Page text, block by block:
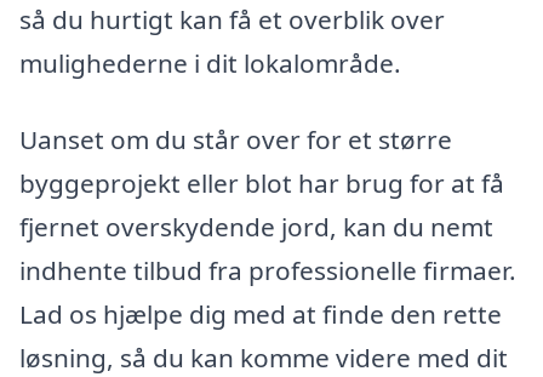
så du hurtigt kan få et overblik over
mulighederne i dit lokalområde.
Uanset om du står over for et større
byggeprojekt eller blot har brug for at få
fjernet overskydende jord, kan du nemt
indhente tilbud fra professionelle firmaer.
Lad os hjælpe dig med at finde den rette
løsning, så du kan komme videre med dit